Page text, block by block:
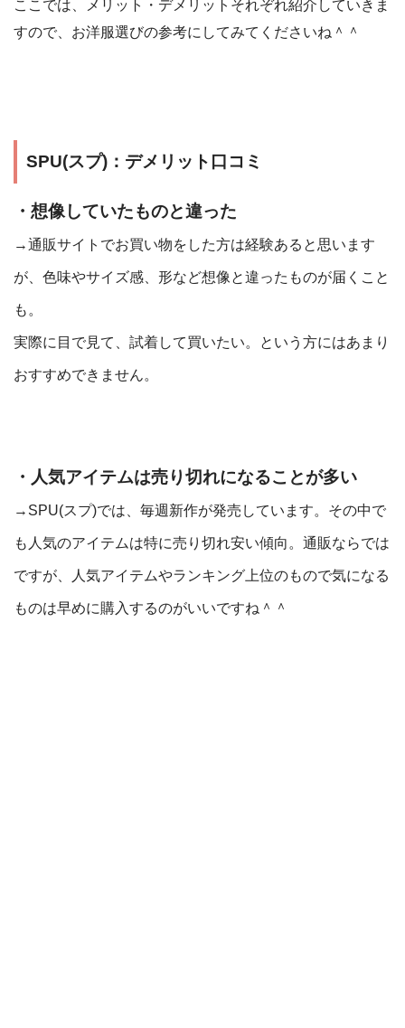
ここでは、メリット・デメリットそれぞれ紹介していきま
すので、お洋服選びの参考にしてみてくださいね＾＾
SPU(スプ)：デメリット口コミ
・想像していたものと違った
→通販サイトでお買い物をした方は経験あると思います
が、色味やサイズ感、形など想像と違ったものが届くこと
も。
実際に目で見て、試着して買いたい。という方にはあまり
おすすめできません。
・人気アイテムは売り切れになることが多い
→SPU(スプ)では、毎週新作が発売しています。その中で
も人気のアイテムは特に売り切れ安い傾向。通販ならでは
ですが、人気アイテムやランキング上位のもので気になる
ものは早めに購入するのがいいですね＾＾